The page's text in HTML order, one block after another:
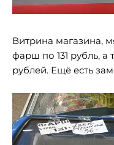
Витрина магазина,
фарш по 131 рубль,
рублей. Ещё есть